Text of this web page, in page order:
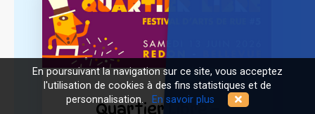
Quartier Libre –
En poursuivant la navigation sur ce site, vous acceptez
l'utilisation de cookies à des fins statistiques et de
personnalisation. En savoir plus